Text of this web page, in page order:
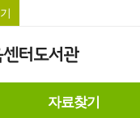
자료찾기